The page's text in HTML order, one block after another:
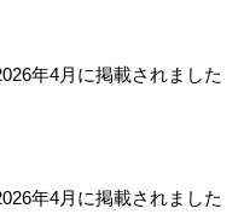
年4月に掲載されました
年4月に掲載されました